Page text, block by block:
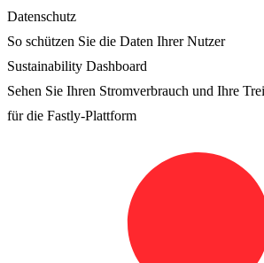
Datenschutz
So schützen Sie die Daten Ihrer Nutzer
Sustainability Dashboard
Sehen Sie Ihren Stromverbrauch und Ihre
für die Fastly-Plattform